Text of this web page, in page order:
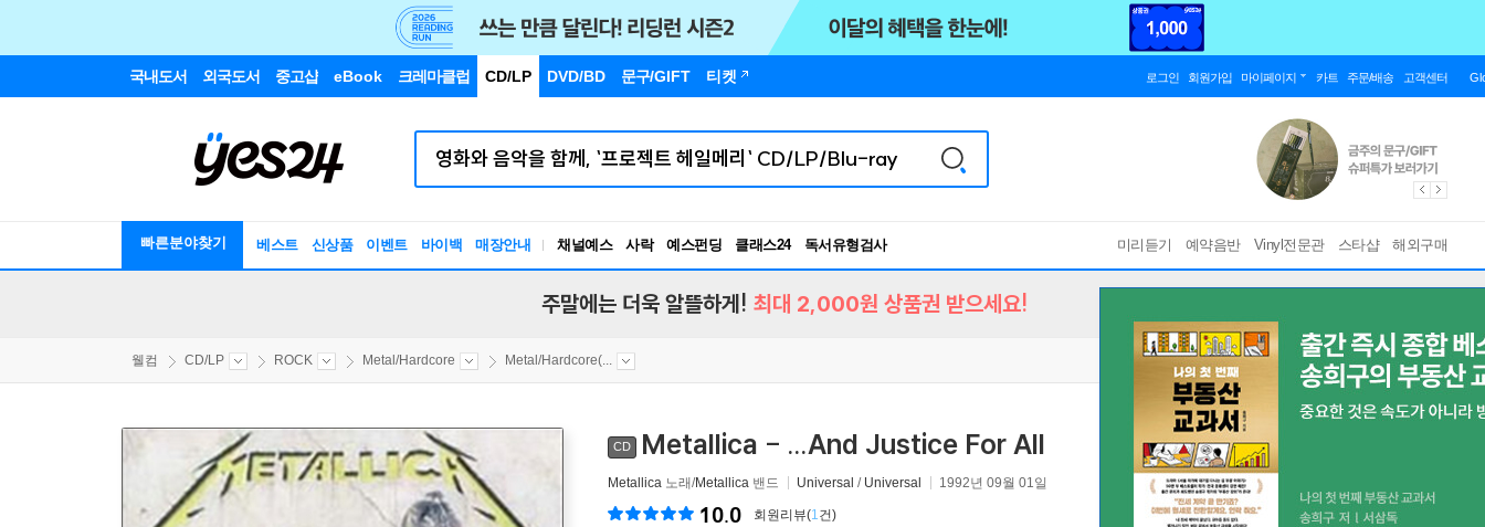
국내도서 외국도서 중고샵 eBook 크레마클럽 CD/LP DVD/BD 문구/GIFT 티켓 로그인 회원가입 마이페이지 카트 주문/배송 고객센터
빠른분야찾기 베스트 신상품 이벤트 바이백 매장안내 채널예스 사락 예스펀딩 클래스24
독서유형검사
미리듣기 예약음반 Vinyl전문관 스타샵 해외구매
주말에는 더욱 알뜰하게! 최대 2,000원 상품권 받으세요!
웰컴 CD/LP ROCK Metal/Hardcore Metal/Hardcore(...
CD Metallica - ...And Justice For All
Metallica 노래/Metallica 밴드 Universal / Universal 1992년 09월 01일
10.0 회원리뷰(1건)